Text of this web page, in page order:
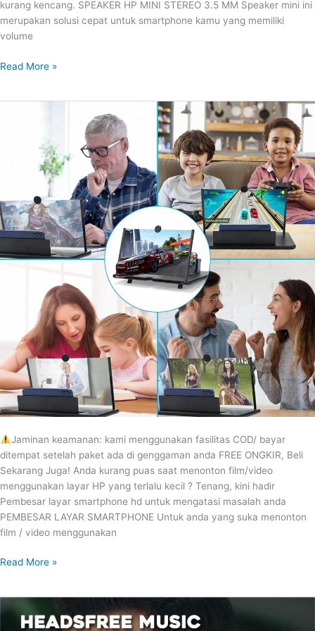
kurang kencang. SPEAKER HP MINI STEREO 3.5 MM Speaker mini ini
merupakan solusi cepat untuk smartphone kamu yang memiliki
volume
Read More »
Jaminan keamanan: kami menggunakan fasilitas COD/ bayar
ditempat setelah paket ada di genggaman anda FREE ONGKIR, Beli
Sekarang Juga! Anda kurang puas saat menonton film/video
menggunakan layar HP yang terlalu kecil ? Tenang, kini hadir
Pembesar layar smartphone hd untuk mengatasi masalah anda
PEMBESAR LAYAR SMARTPHONE Untuk anda yang suka menonton
film / video menggunakan
SMARTPHONE
Read More »
MUSIC